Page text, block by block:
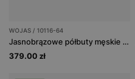
WOJAS / 10116-64
Jasnobrązowe półbuty męskie typu mokasyny
379.00 zł